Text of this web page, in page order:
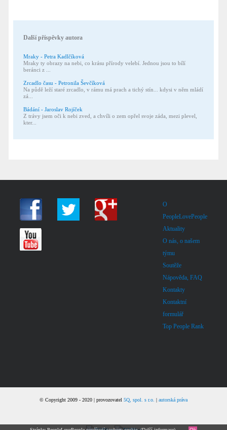
Další příspěvky autora
Mraky - Petra Kadlčíková
Mraky ty obrazy na nebi, co krásu přírody velebí. Jednou jsou to bílí
beránci z ...
Zrcadlo času - Petronila Ševčíková
Na půdě leží staré zrcadlo, v rámu má prach a tichý stín... kdysi v něm mládí
zá...
Bádání - Jaroslav Rojíček
Z trávy jsem oči k nebi zved, a chvíli o zem opřel svoje záda, mezi plevel,
kter...
O
PeopleLovePeople
Aktuality
O nás, o našem
týmu
Soutěže
Nápověda, FAQ
Kontakty
Kontaktní
formulář
Top People Rank
© Copyright 2009 - 2020 | provozovatel 5Q, spol. s r.o. autorská práva